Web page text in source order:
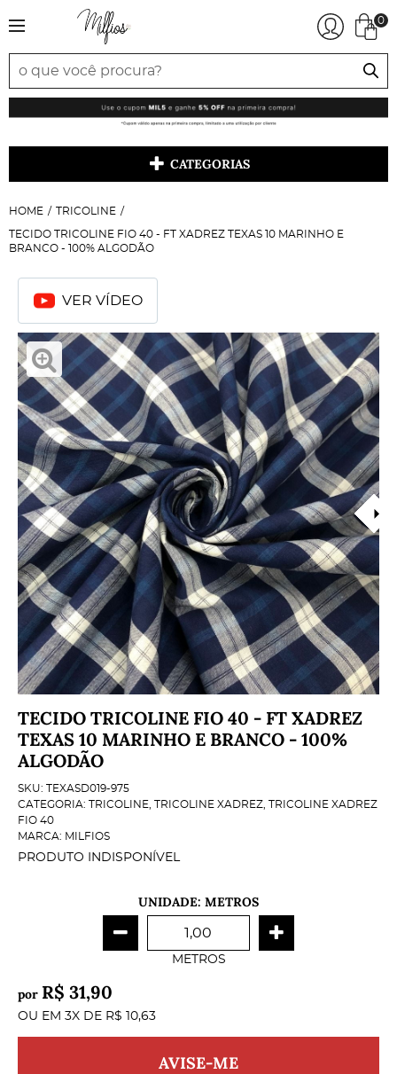
0
CATEGORIAS
HOME TRICOLINE
TECIDO TRICOLINE FIO 40 - FT XADREZ TEXAS 10 MARINHO E
BRANCO - 100% ALGODÃO
TECIDO TRICOLINE FIO 40 - FT XADREZ
TEXAS 10 MARINHO E BRANCO - 100%
ALGODÃO
SKU: TEXASD019-975
CATEGORIA: TRICOLINE TRICOLINE XADREZ TRICOLINE XADREZ
FIO 40
MARCA: MILFIOS
PRODUTO INDISPONÍVEL
VER VÍDEO
UNIDADE: METROS
METROS
por R$ 31,90
OU EM 3X DE R$ 10,63
AVISE-ME